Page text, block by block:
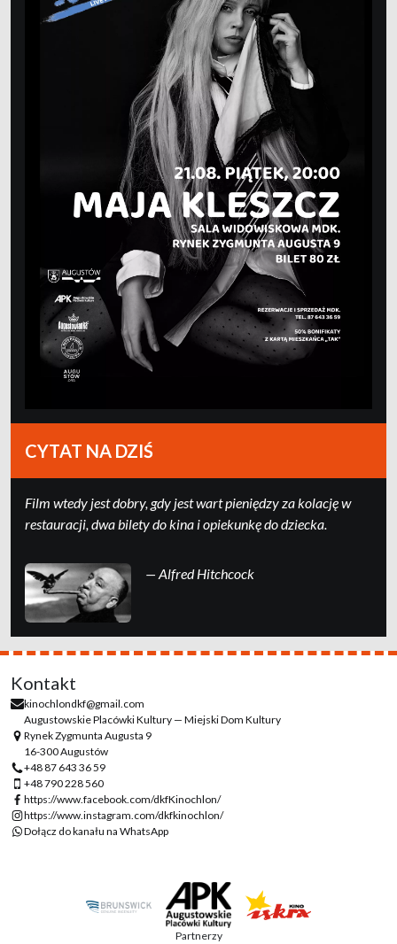
CYTAT NA DZIŚ
Film wtedy jest dobry, gdy jest wart pieniędzy za kolację w
restauracji, dwa bilety do kina i opiekunkę do dziecka.
— Alfred Hitchcock
Kontakt
kinochlondkf@gmail.com
Augustowskie Placówki Kultury — Miejski Dom Kultury
Rynek Zygmunta Augusta 9
16-300 Augustów
+48 87 643 36 59
+48 790 228 560
https://www.facebook.com/dkfKinochlon/
https://www.instagram.com/dkfkinochlon/
Dołącz do kanału na WhatsApp
Partnerzy